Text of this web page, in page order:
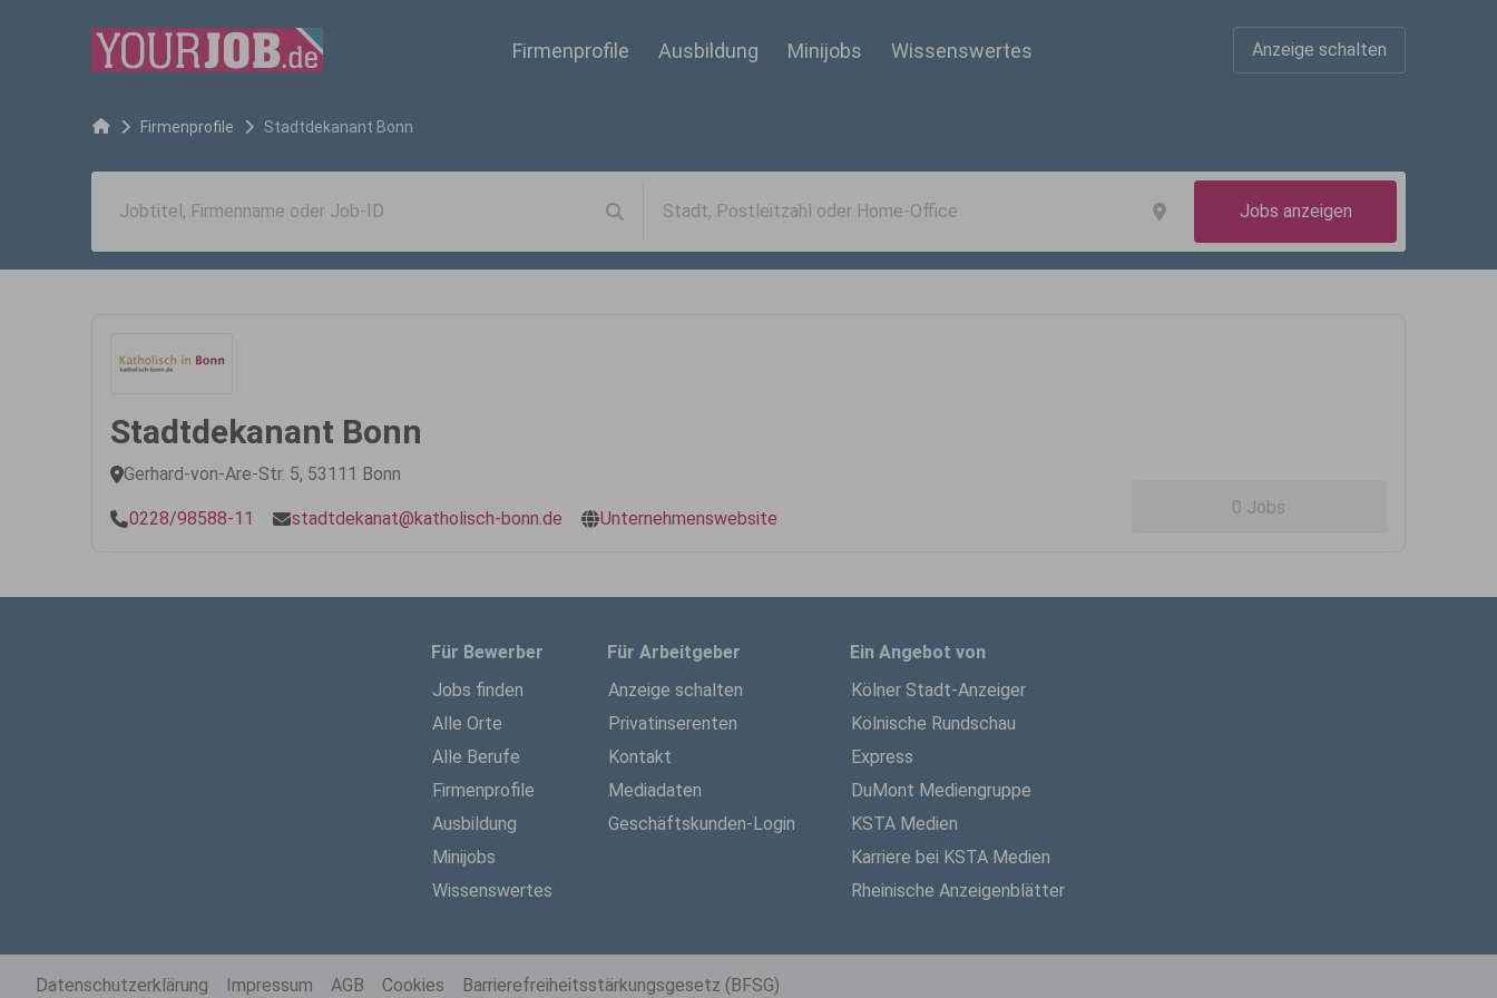
Firmenprofile Ausbildung Minijobs Wissenswertes Anzeige schalten
Firmenprofile Stadtdekanant Bonn
Jobs anzeigen
Stadtdekanant Bonn
Gerhard-von-Are-Str. 5, 53111 Bonn
0228/98588-11 stadtdekanat@katholisch-bonn.de Unternehmenswebsite
0 Jobs
Für Bewerber
Jobs finden
Alle Orte
Alle Berufe
Firmenprofile
Ausbildung
Minijobs
Wissenswertes
Für Arbeitgeber
Anzeige schalten
Privatinserenten
Kontakt
Mediadaten
Geschäftskunden-Login
Ein Angebot von
Kölner Stadt-Anzeiger
Kölnische Rundschau
Express
DuMont Mediengruppe
KSTA Medien
Karriere bei KSTA Medien
Rheinische Anzeigenblätter
Datenschutzerklärung Impressum AGB Cookies Barrierefreiheitsstärkungsgesetz (BFSG)